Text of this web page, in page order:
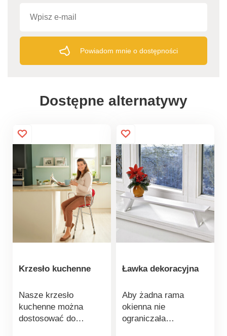
Powiadom mnie o dostępności
Dostępne alternatywy
Krzesło kuchenne
Nasze krzesło
kuchenne można
dostosować do
Ławka dekoracyjna
Aby żadna rama
okienna nie
ograniczała